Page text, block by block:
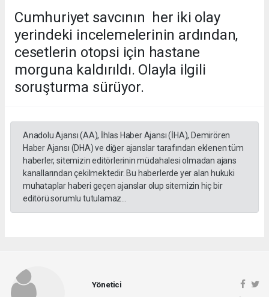
Cumhuriyet savcının her iki olay
yerindeki incelemelerinin ardından,
cesetlerin otopsi için hastane
morguna kaldırıldı. Olayla ilgili
soruşturma sürüyor.
Anadolu Ajansı (AA), İhlas Haber Ajansı (İHA), Demirören
Haber Ajansı (DHA) ve diğer ajanslar tarafından eklenen tüm
haberler, sitemizin editörlerinin müdahalesi olmadan ajans
kanallarından çekilmektedir. Bu haberlerde yer alan hukuki
muhataplar haberi geçen ajanslar olup sitemizin hiç bir
editörü sorumlu tutulamaz...
Yönetici